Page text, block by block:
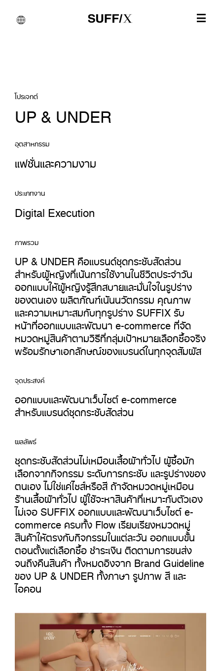
โปรเจกต์
UP & UNDER
อุตสาหกรรม
แฟชั่นและความงาม
ประเภทงาน
Digital Execution
ภาพรวม
UP & UNDER คือแบรนด์ชุดกระชับสัดส่วน
สำหรับผู้หญิงที่เน้นการใช้งานในชีวิตประจำวัน
ออกแบบให้ผู้หญิงรู้สึกสบายและมั่นใจในรูปร่าง
ของตนเอง ผลิตภัณฑ์เน้นนวัตกรรม คุณภาพ
และความเหมาะสมกับทุกรูปร่าง SUFFIX รับ
หน้าที่ออกแบบและพัฒนา e-commerce ที่จัด
หมวดหมู่สินค้าตามวิธีที่กลุ่มเป้าหมายเลือกซื้อจริง
พร้อมรักษาเอกลักษณ์ของแบรนด์ในทุกจุดสัมผัส
จุดประสงค์
ออกแบบและพัฒนาเว็บไซต์ e-commerce
สำหรับแบรนด์ชุดกระชับสัดส่วน
ผลลัพธ์
ชุดกระชับสัดส่วนไม่เหมือนเสื้อผ้าทั่วไป ผู้ซื้อมัก
เลือกจากกิจกรรม ระดับการกระชับ และรูปร่างของ
ตนเอง ไม่ใช่แค่ไซส์หรือสี ถ้าจัดหมวดหมู่เหมือน
ร้านเสื้อผ้าทั่วไป ผู้ใช้จะหาสินค้าที่เหมาะกับตัวเอง
ไม่เจอ SUFFIX ออกแบบและพัฒนาเว็บไซต์ e-
commerce ครบทั้ง Flow เรียบเรียงหมวดหมู่
สินค้าให้ตรงกับกิจกรรมในแต่ละวัน ออกแบบขั้น
ตอนตั้งแต่เลือกซื้อ ชำระเงิน ติดตามการขนส่ง
จนถึงคืนสินค้า ทั้งหมดอิงจาก Brand Guideline
ของ UP & UNDER ทั้งภาษา รูปภาพ สี และ
ไอคอน